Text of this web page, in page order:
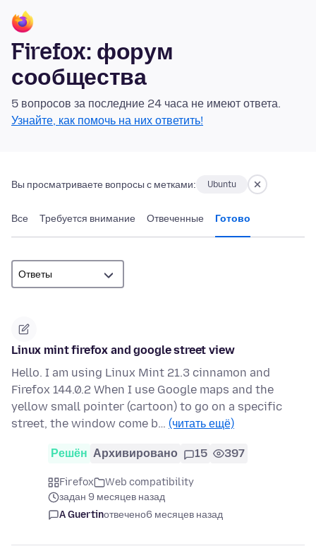
Firefox: форум
сообщества
5 вопросов за последние 24 часа не имеют ответа.
Узнайте, как помочь на них ответить!
Вы просматриваете вопросы с метками: Ubuntu
Все Требуется внимание Отвеченные Готово
Linux mint firefox and google street view
Hello. I am using Linux Mint 21.3 cinnamon and
Firefox 144.0.2 When I use Google maps and the
yellow small pointer (cartoon) to go on a specific
street, the window come b… (читать ещё)
Решён Архивировано 15 397
Firefox
Web compatibility
задан 9 месяцев назад
A Guertinотвечено6 месяцев назад